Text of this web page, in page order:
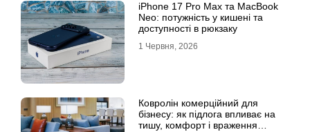
iPhone 17 Pro Max та MacBook
Neo: потужність у кишені та
доступності в рюкзаку
1 Червня, 2026
Ковролін комерційний для
бізнесу: як підлога впливає на
тишу, комфорт і враження